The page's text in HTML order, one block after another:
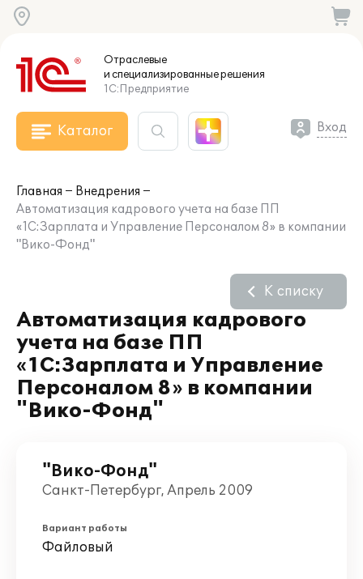
Отраслевые
и специализированныерешения
1С:Предприятие
Каталог Вход
Главная
Внедрения
Автоматизация кадрового учета на базе ПП
«1С:Зарплата и Управление Персоналом 8» в компании
"Вико-Фонд"
Автоматизация кадрового
учета на базе ПП
«1С:Зарплата и Управление
Персоналом 8» в компании
"Вико-Фонд"
К списку
"Вико-Фонд"
Санкт-Петербург, Апрель 2009
Вариант работы
Файловый